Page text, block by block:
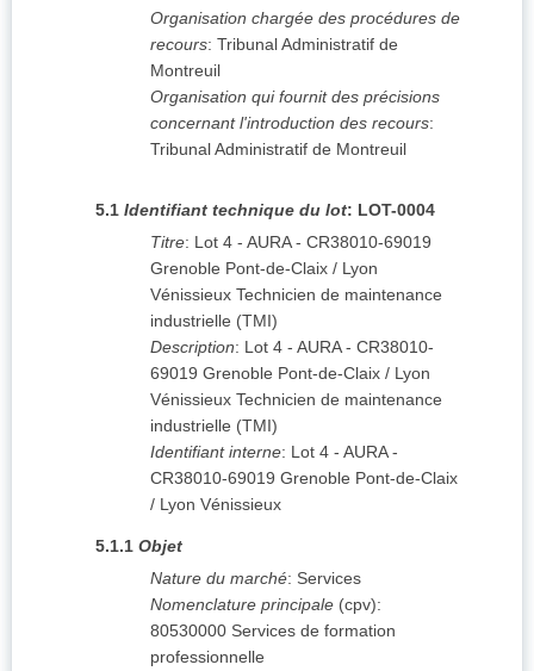
Organisation chargée des procédures de
recours: Tribunal Administratif de
Montreuil
Organisation qui fournit des précisions
concernant l'introduction des recours:
Tribunal Administratif de Montreuil
5.1 Identifiant technique du lot: LOT-0004
Titre: Lot 4 - AURA - CR38010-69019
Grenoble Pont-de-Claix / Lyon
Vénissieux Technicien de maintenance
industrielle (TMI)
Description: Lot 4 - AURA - CR38010-
69019 Grenoble Pont-de-Claix / Lyon
Vénissieux Technicien de maintenance
industrielle (TMI)
Identifiant interne: Lot 4 - AURA -
CR38010-69019 Grenoble Pont-de-Claix
/ Lyon Vénissieux
5.1.1 Objet
Nature du marché: Services
Nomenclature principale (cpv):
80530000 Services de formation
professionnelle